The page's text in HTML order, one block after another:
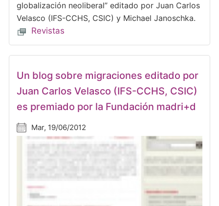
globalización neoliberal” editado por Juan Carlos
Velasco (IFS-CCHS, CSIC) y Michael Janoschka.
Revistas
Un blog sobre migraciones editado por
Juan Carlos Velasco (IFS-CCHS, CSIC)
es premiado por la Fundación madri+d
Mar, 19/06/2012